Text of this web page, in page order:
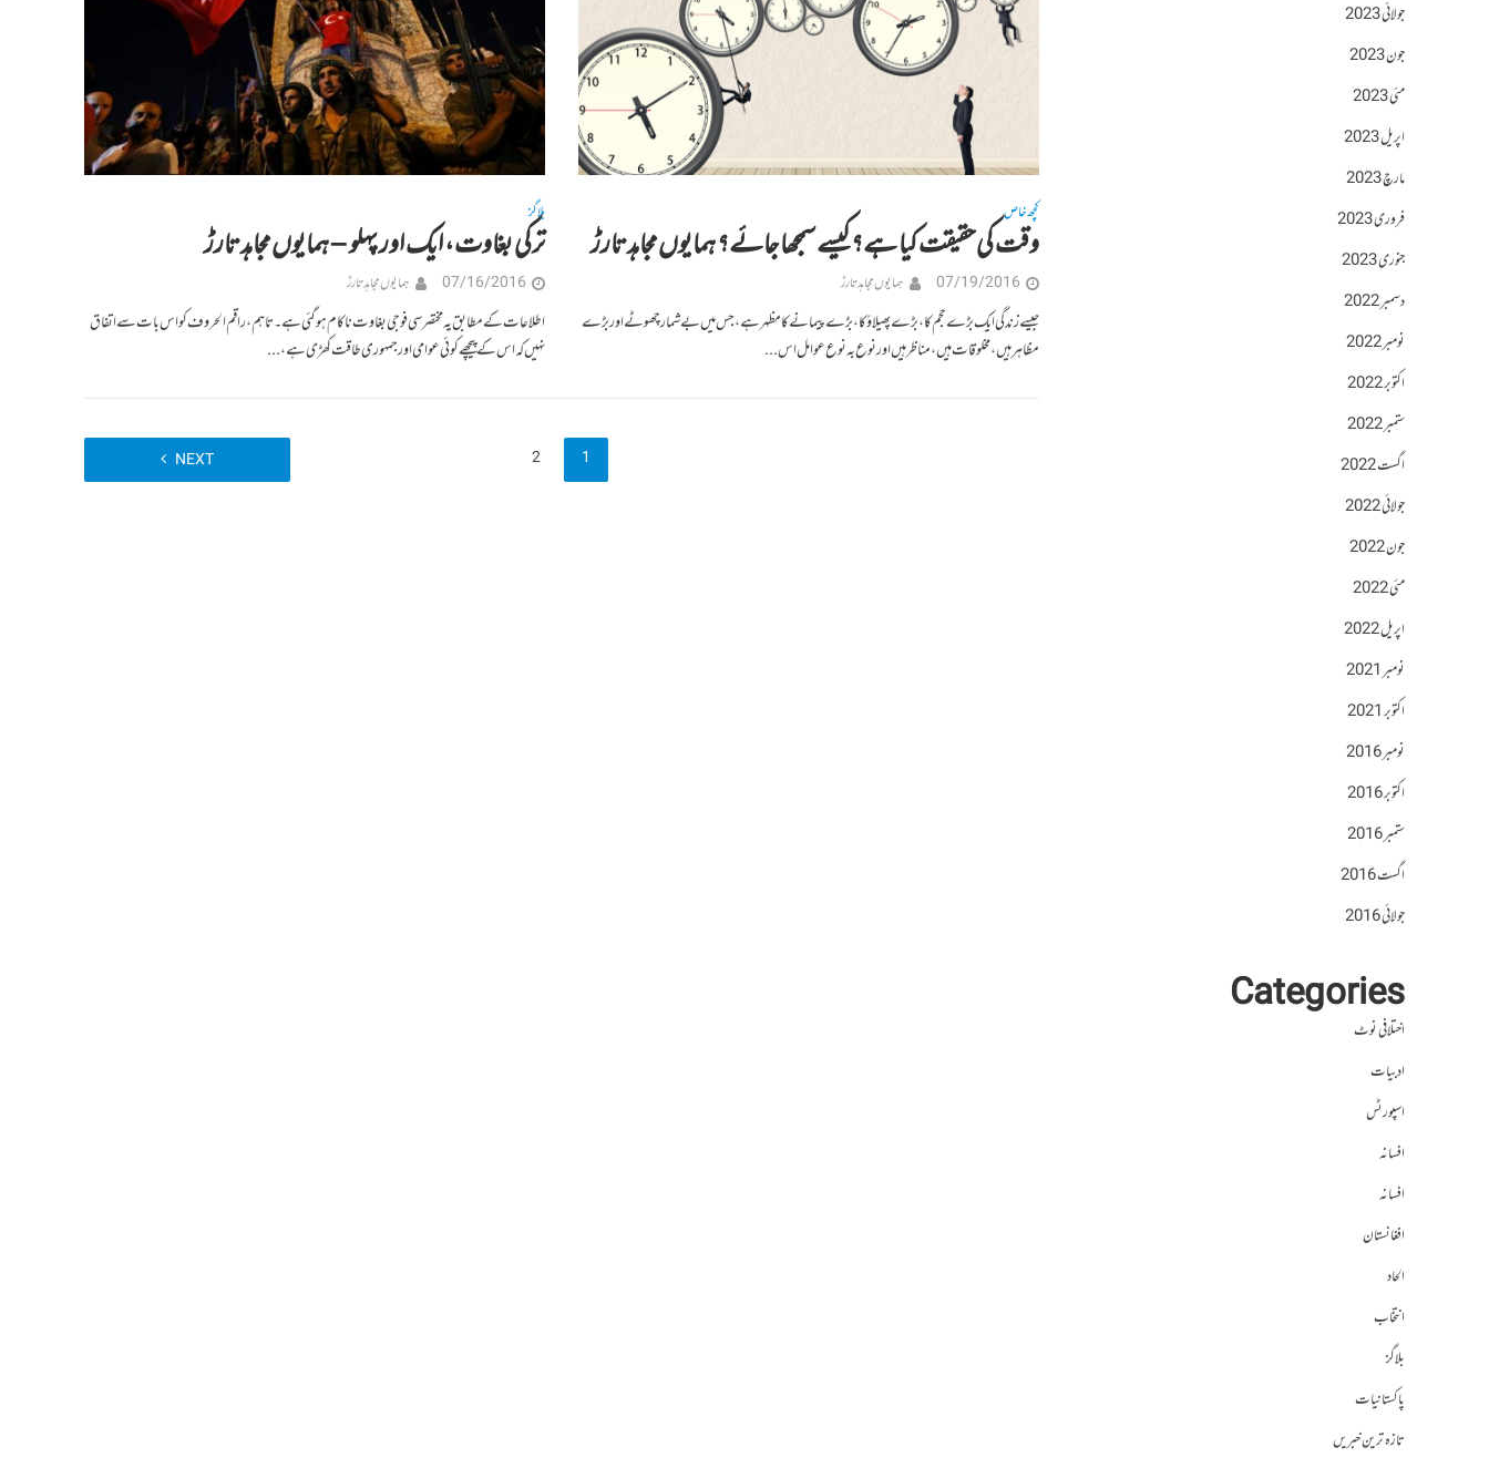
کچھ خاص
وقت کی حقیقت کیا ہے؟ کیسے سمجھا جائے؟ ہمایوں مجاہد تارڑ
07/19/2016 ہمایوں مجاہد تارڑ
جیسے زندگی ایک بڑے حجم کا، بڑےپھیلاؤ کا، بڑےپیمانے کا مظہر ہے، جس میں بے شمار چھوٹے اور بڑے
مظاہر ہیں، مخلوقات ہیں، مناظرہیں اور نوع بہ نوع عوامل اس...
بلاگز
ترکی بغاوت، ایک اور پہلو – ہمایوں مجاہد تارڑ
07/16/2016 ہمایوں مجاہد تارڑ
اطلاعات کے مطابق یہ مختصر سی فوجی بغاوت ناکام ہو گئی ہے۔ تاہم، راقم الحروف کو اس بات سے اتفاق
نہیں کہ اس کے پیچھے کوئی عوامی اور جمہوری طاقت کھڑی ہے،...
1
2
NEXT
جولائی 2023
جون 2023
مئی 2023
اپریل 2023
مارچ 2023
فروری 2023
جنوری 2023
دسمبر 2022
نومبر 2022
اکتوبر 2022
ستمبر 2022
اگست 2022
جولائی 2022
جون 2022
مئی 2022
اپریل 2022
نومبر 2021
اکتوبر 2021
نومبر 2016
اکتوبر 2016
ستمبر 2016
اگست 2016
جولائی 2016
Categories
اختلافی نوٹ
ادبیات
اسپورٹس
افسانہ
افسانہ
افغانستان
الحاد
انتخاب
بلاگز
پاکستانیات
تازہ ترین خبریں